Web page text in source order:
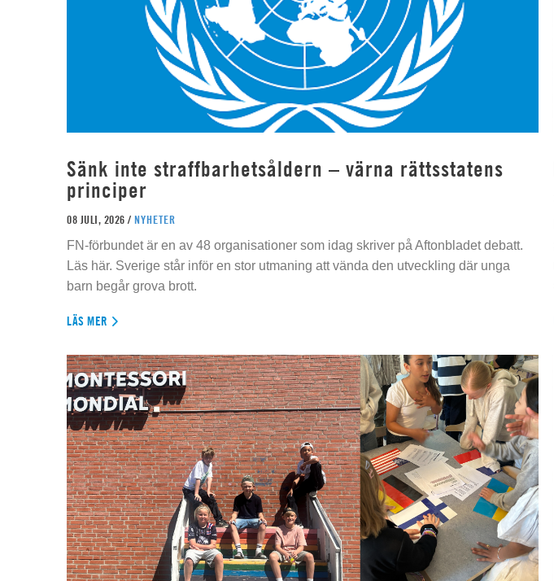
Sänk inte straffbarhetsåldern – värna rättsstatens
principer
08 JULI, 2026 / NYHETER
FN-förbundet är en av 48 organisationer som idag skriver på Aftonbladet debatt.
Läs här. Sverige står inför en stor utmaning att vända den utveckling där unga
barn begår grova brott.
LÄS MER